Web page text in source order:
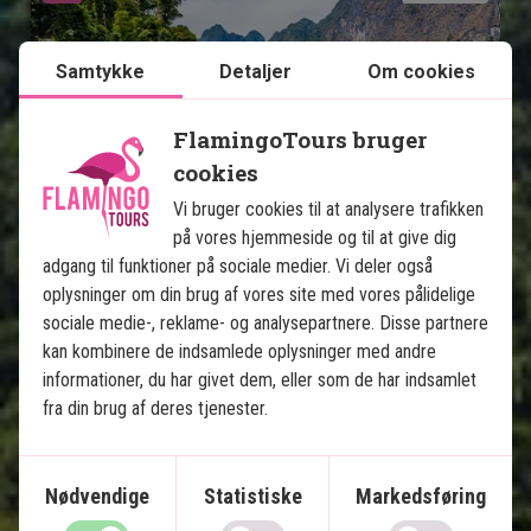
Jungle & badeferie: Khao Lak,
Khao Sok og Koh Yao
5 nætter i Khao Lak
2 nætter i Khao Sok Nationalpark
5 nætter på Koh Yao Noi
Dejlige strande og fantastisk snorkling
Overnatning i flydende bungalow i junglen
Privat transfer
Inkluderet i prisen
Samtykke Detaljer Om cookies
FlamingoTours bruger
cookies
Vi bruger cookies til at analysere trafikken
på vores hjemmeside og til at give dig
adgang til funktioner på sociale medier. Vi deler også
oplysninger om din brug af vores site med vores pålidelige
sociale medie-, reklame- og analysepartnere. Disse partnere
kan kombinere de indsamlede oplysninger med andre
informationer, du har givet dem, eller som de har indsamlet
fra din brug af deres tjenester.
Nødvendige Statistiske Markedsføring